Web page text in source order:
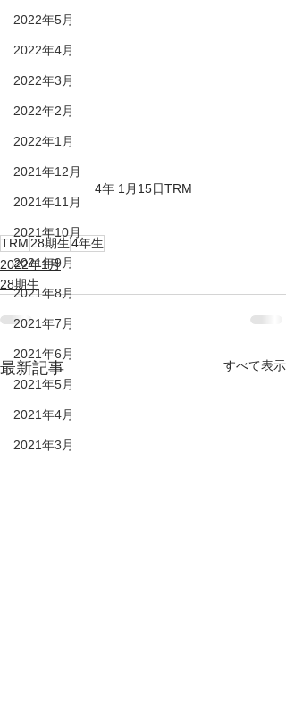
2022年5月
2022年4月
2022年3月
2022年2月
2022年1月
2021年12月
2021年11月
2021年10月
2021年9月
2021年8月
2021年7月
2021年6月
2021年5月
2021年4月
2021年3月
4年 1月15日TRM
TRM 28期生4年生
2022年1月
28期生
最新記事 すべて表示